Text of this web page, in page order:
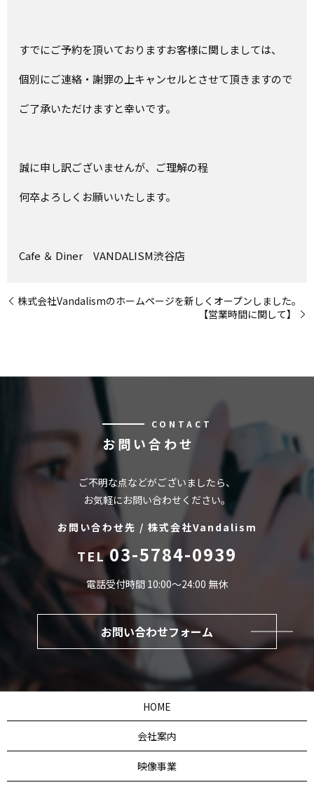
すでにご予約を頂いておりますお客様に関しましては、
個別にご連絡・謝罪の上キャンセルとさせて頂きますので
ご了承いただけますと幸いです。
誠に申し訳ございませんが、ご理解の程
何卒よろしくお願いいたします。
Cafe ＆ Diner VANDALISM渋谷店
株式会社Vandalismのホームページを新しくオープンしました。
【営業時間に関して】
CONTACT
お問い合わせ
ご不明な点などがございましたら、
お気軽にお問い合わせください。
お問い合わせ先 / 株式会社Vandalism
TEL03-5784-0939
電話受付時間 10:00～24:00 無休
お問い合わせフォーム
HOME
会社案内
映像事業